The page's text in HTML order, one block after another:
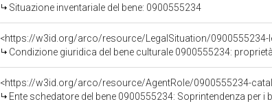
Situazione inventariale del bene: 0900555234
<https://w3id.org/arco/resource/LegalSituation/0900555234-
Condizione giuridica del bene culturale 0900555234:
<https://w3id.org/arco/resource/AgentRole/0900555234-
Ente schedatore del bene 0900555234: Soprintendenza per i beni